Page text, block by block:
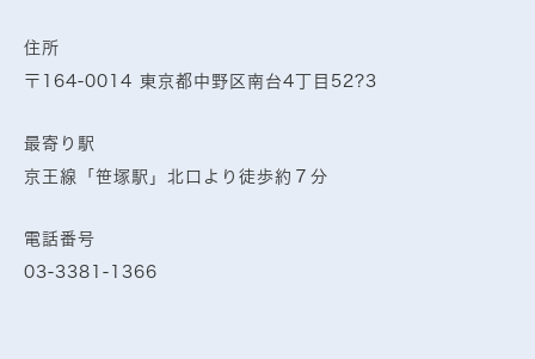
住所
〒164-0014 東京都中野区南台4丁目52?3
最寄り駅
京王線「笹塚駅」北口より徒歩約７分
電話番号
03-3381-1366